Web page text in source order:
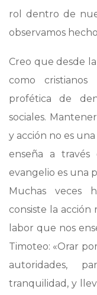
rol dentro de
observamos
Creo que desde
como
profética de
sociales.
y acción no es
enseña a
evangelio es una
Muchas veces
consiste la acción
labor que nos
Timoteo: «Orar
autoridades,
tranquilidad, y